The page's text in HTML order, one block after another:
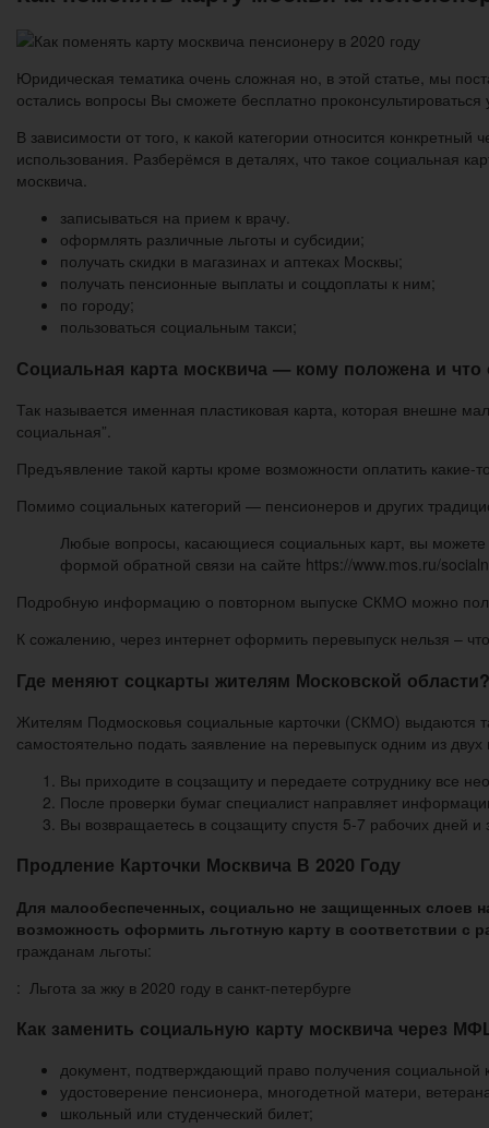
Юридическая тематика очень сложная но, в этой статье, мы
остались вопросы Вы сможете бесплатно
В зависимости от того, к какой категории относится
использования. Разберёмся в деталях, что такое социальная
москвича.
записываться на прием к врачу.
оформлять различные льготы и субсидии;
получать скидки в магазинах и аптеках Москвы;
получать пенсионные выплаты и соцдоплаты к ним;
по городу;
пользоваться социальным такси;
Социальная карта москвича — кому положена и что
Так называется именная пластиковая карта, которая внешне
социальная”.
Предъявление такой карты кроме возможности оплатить
Помимо социальных категорий — пенсионеров и других
Любые вопросы, касающиеся социальных карт, вы
формой обратной связи на сайте https://www.mos.ru/
Подробную информацию о повторном выпуске СКМО можно
К сожалению, через интернет оформить перевыпуск нельзя –
Где меняют соцкарты жителям Московской области?
Жителям Подмосковья социальные карточки (СКМО) выдаются
самостоятельно подать заявление на перевыпуск одним из
Вы приходите в соцзащиту и передаете сотруднику все
После проверки бумаг специалист направляет
Вы возвращаетесь в соцзащиту спустя 5-7 рабочих дней и
Продление Карточки Москвича В 2020 Году
Для малообеспеченных, социально не защищенных слоев
возможность оформить льготную карту в соответствии
гражданам льготы:
: Льгота за жку в 2020 году в санкт-петербурге
Как заменить социальную карту москвича через
документ, подтверждающий право получения
удостоверение пенсионера, многодетной матери,
школьный или студенческий билет;